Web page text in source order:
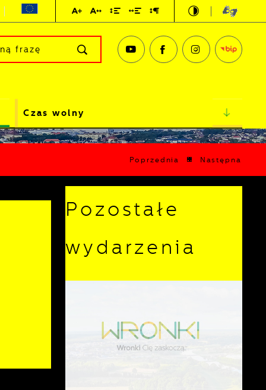
Czas wolny
Poprzednia Następna
Pozostałe
wydarzenia